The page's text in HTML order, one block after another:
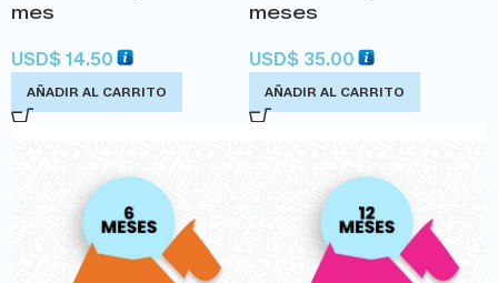
mes
USD$ 14.50
AÑADIR AL CARRITO
meses
USD$ 35.00
AÑADIR AL CARRITO